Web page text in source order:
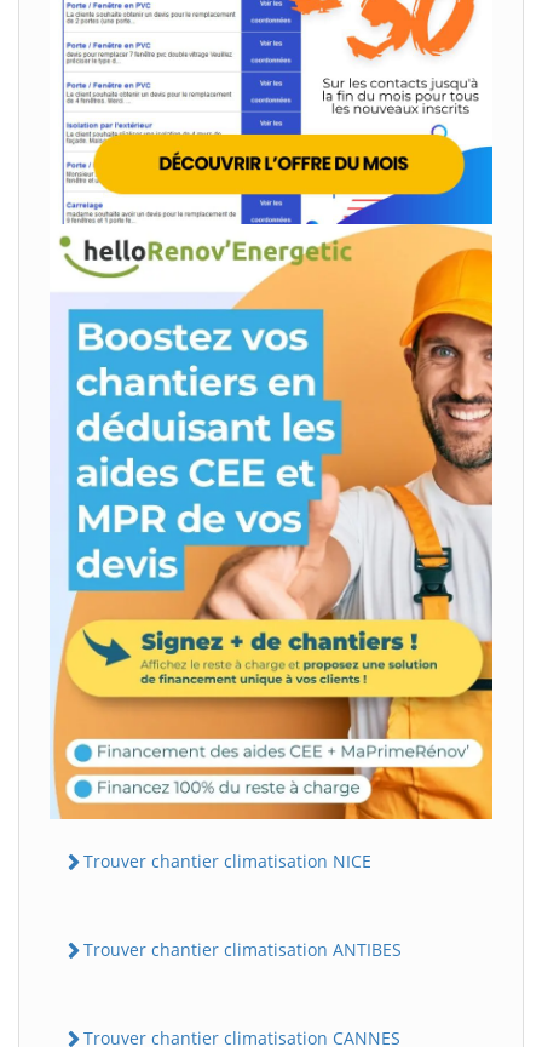
Trouver chantier climatisation NICE
Trouver chantier climatisation ANTIBES
Trouver chantier climatisation CANNES